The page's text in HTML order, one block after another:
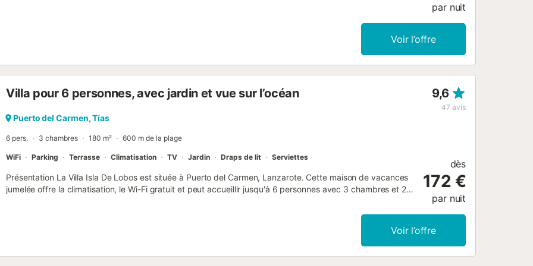
par nuit
Voir l’offre
Villa pour 6 personnes, avec jardin et vue sur l’océan 9,6
47 avis
Puerto del Carmen, Tías
6 pers. 3 chambres 180 m² 600 m de la plage
WiFi Parking Terrasse Climatisation TV Jardin Draps de lit Serviettes
Présentation La Villa Isla De Lobos est située à Puerto del Carmen, Lanzarote. Cette maison de vacances
jumelée offre la climatisation, le Wi-Fi gratuit et peut accueillir jusqu'à 6 personnes avec 3 chambres et 2
marche de la plage et des restaurants. Agencement La villa est aménagée sur 2 étages, avec un patio
privé et une piscine à l'avant. Au niveau de la piscine se trouvent un salon spacieux, une cuisine moderne,
une chambre avec deux lits simples climatisée et une salle de bains familiale. Au premier étage, il y a 2
autres chambres, 1 chambre double et 1 chambre avec deux lits simples, toutes deux climatisées, ainsi
dès
172 €
par nuit
Voir l’offre